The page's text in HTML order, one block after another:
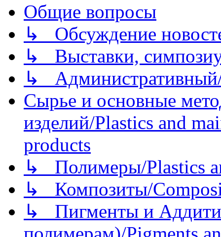
Общие вопросы
↳ Обсуждение
↳ Выставки,
↳
Сырье и основные
изделий/Plastics and
products
↳ Полимеры/Plastics
↳ Композиты/
↳ Пигменты и